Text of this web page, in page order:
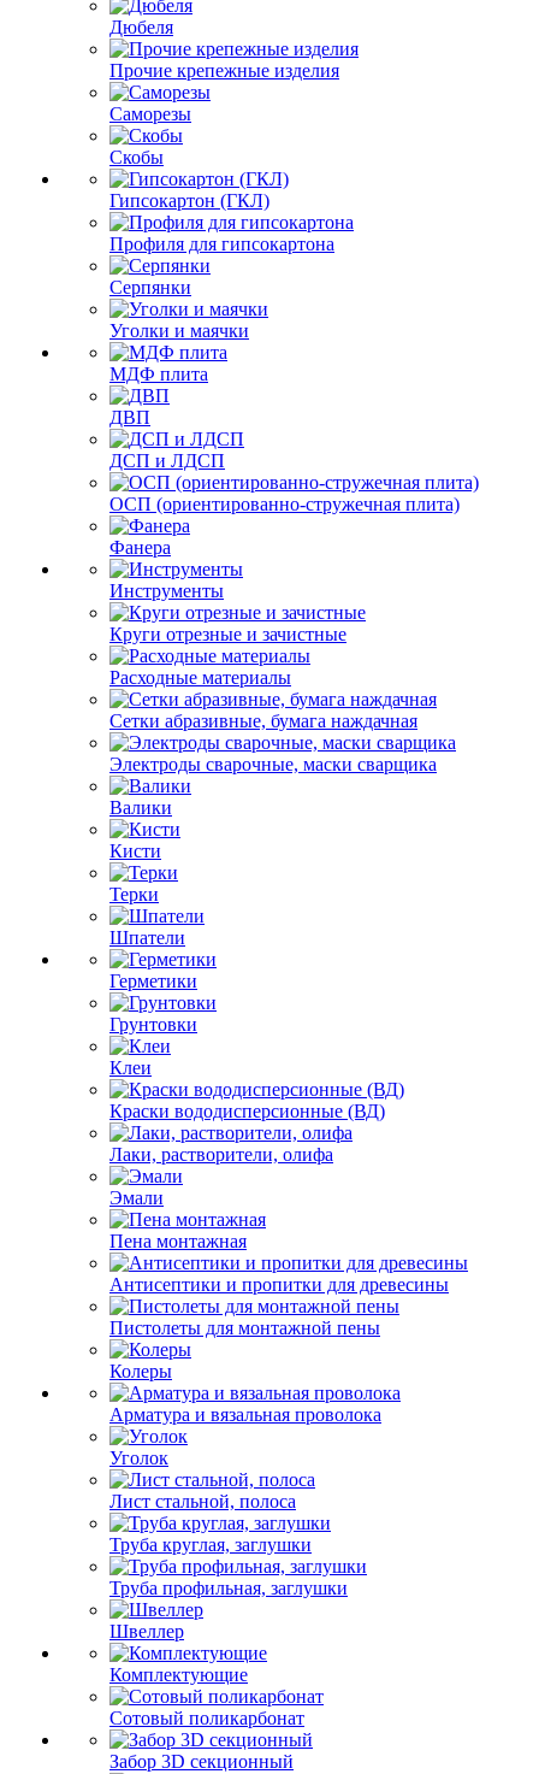
Дюбеля
Прочие крепежные изделия
Саморезы
Скобы
Гипсокартон (ГКЛ)
Профиля для гипсокартона
Серпянки
Уголки и маячки
МДФ плита
ДВП
ДСП и ЛДСП
ОСП (ориентированно-стружечная плита)
Фанера
Инструменты
Круги отрезные и зачистные
Расходные материалы
Сетки абразивные, бумага наждачная
Электроды сварочные, маски сварщика
Валики
Кисти
Терки
Шпатели
Герметики
Грунтовки
Клеи
Краски вододисперсионные (ВД)
Лаки, растворители, олифа
Эмали
Пена монтажная
Антисептики и пропитки для древесины
Пистолеты для монтажной пены
Колеры
Арматура и вязальная проволока
Уголок
Лист стальной, полоса
Труба круглая, заглушки
Труба профильная, заглушки
Швеллер
Комплектующие
Сотовый поликарбонат
Забор 3D секционный